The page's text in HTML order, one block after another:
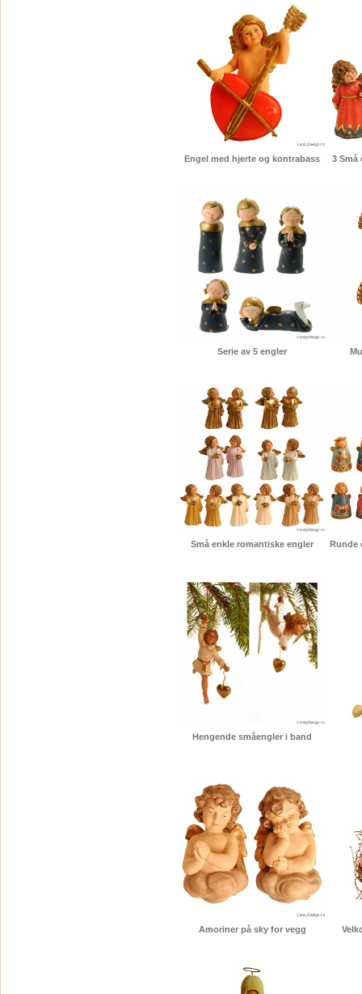
Engel med hjerte og kontrabass 3 Små
Serie av 5 engler
Små enkle romantiske engler Runde
Hengende småengler i band
Amoriner på sky for vegg